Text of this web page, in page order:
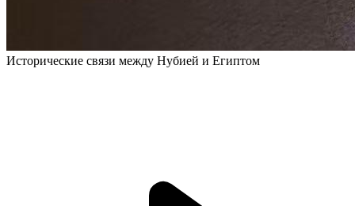
Исторические связи между Нубией и Египтом